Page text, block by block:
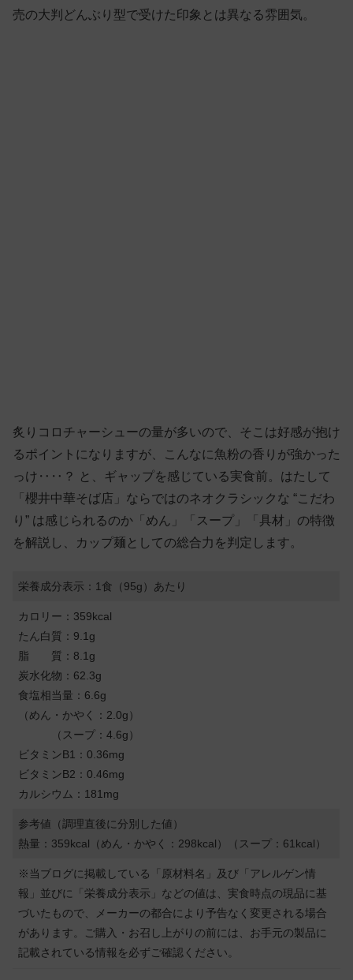
売の大判どんぶり型で受けた印象とは異なる雰囲気。
炙りコロチャーシューの量が多いので、そこは好感が抱け
るポイントになりますが、こんなに魚粉の香りが強かった
っけ‥‥？ と、ギャップを感じている実食前。はたして
「櫻井中華そば店」ならではのネオクラシックな “こだわ
り” は感じられるのか「めん」「スープ」「具材」の特徴
を解説し、カップ麺としての総合力を判定します。
栄養成分表示：1食（95g）あたり
カロリー：359kcal
たん白質：9.1g
脂 質：8.1g
炭水化物：62.3g
食塩相当量：6.6g
（めん・かやく：2.0g）
（スープ：4.6g）
ビタミンB1：0.36mg
ビタミンB2：0.46mg
カルシウム：181mg
参考値（調理直後に分別した値）
熱量：359kcal（めん・かやく：298kcal）（スープ：61kcal）
※当ブログに掲載している「原材料名」及び「アレルゲン情
報」並びに「栄養成分表示」などの値は、実食時点の現品に基
づいたもので、メーカーの都合により予告なく変更される場合
があります。ご購入・お召し上がりの前には、お手元の製品に
記載されている情報を必ずご確認ください。